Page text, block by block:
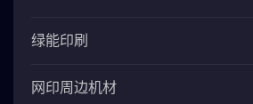
绿能印刷
网印周边机材